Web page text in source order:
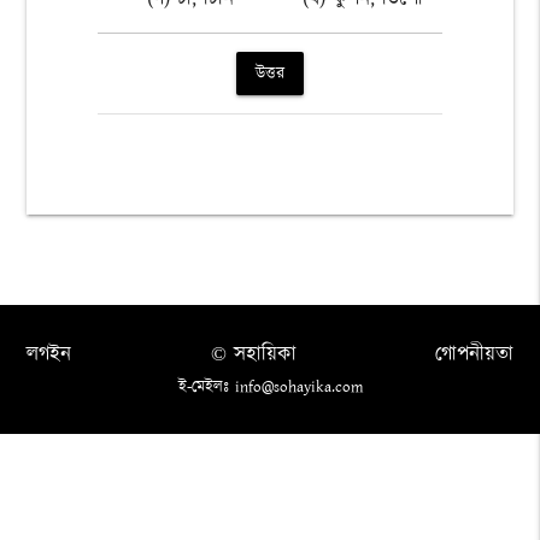
উত্তর
লগইন গোপনীয়তা
© সহায়িকা
ই-মেইলঃ info@sohayika.com